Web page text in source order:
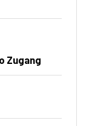
Zugang